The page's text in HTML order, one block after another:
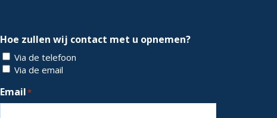
Hoe zullen wij contact met u opnemen?
Via de telefoon
Via de email
Email*